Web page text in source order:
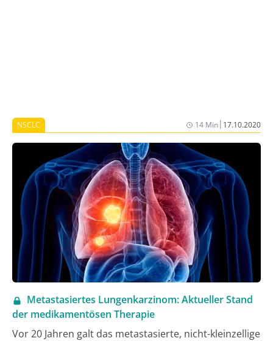
NSCLC 14 Min| 17.10.2020
Metastasiertes Lungenkarzinom: Aktueller Stand
der medikamentösen Therapie
Vor 20 Jahren galt das metastasierte, nicht-kleinzellige